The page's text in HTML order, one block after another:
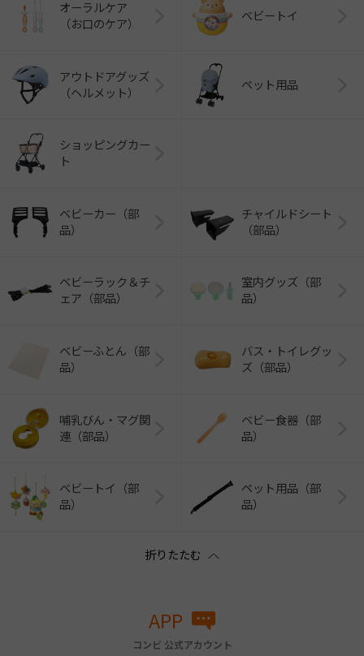
オーラルケア
（お口のケア）
ベビートイ
アウトドアグッズ
（ヘルメット）
ペット用品
ショッピングカー
ト
ベビーカー（部
品）
チャイルドシート
（部品）
ベビーラック＆チ
ェア（部品）
室内グッズ（部
品）
ベビーふとん（部
品）
バス・トイレグッ
ズ（部品）
哺乳びん・マグ関
連（部品）
ベビー食器（部
品）
ベビートイ（部
品）
ペット用品（部
品）
APP
コンビ 公式アカウント